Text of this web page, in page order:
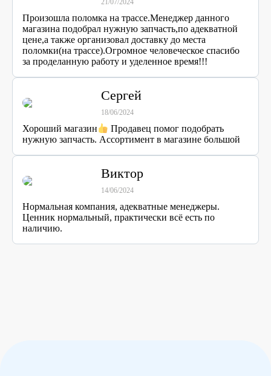
21/07/2024
Произошла поломка на трассе.Менеджер данного
магазина подобрал нужную запчасть,по адекватной
цене,а также организовал доставку до места
поломки(на трассе).Огромное человеческое спасибо
за проделанную работу и уделенное время!!!
Сергей
18/06/2024
Хороший магазин
Продавец помог подобрать
нужную запчасть. Ассортимент в магазине большой
Виктор
14/06/2024
Нормальная компания, адекватные менеджеры.
Ценник нормальный, практически всё есть по
наличию.